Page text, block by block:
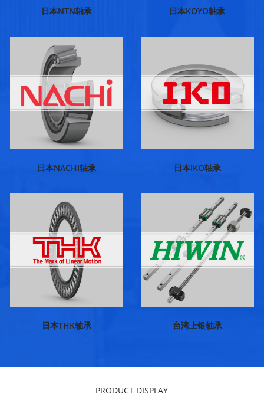
日本NTN轴承 日本KOYO轴承
日本NACHI轴承 日本IKO轴承
日本THK轴承 台湾上银轴承
PRODUCT DISPLAY